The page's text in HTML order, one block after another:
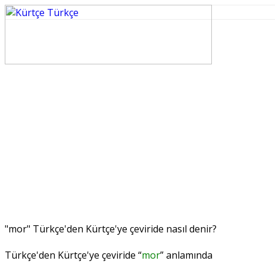
"mor" Türkçe'den Kürtçe'ye çeviride nasıl denir?
Türkçe'den Kürtçe'ye çeviride “mor” anlamında